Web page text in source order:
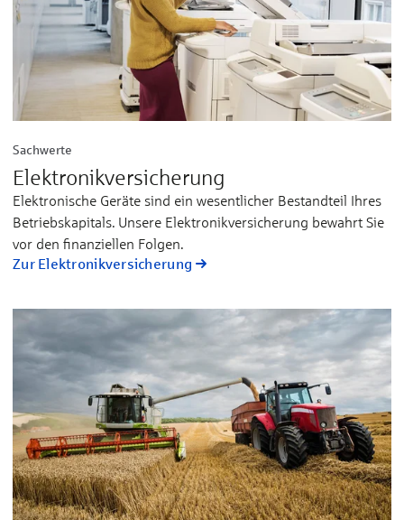
Sachwerte
Elektronik­ver­sicherung
Elektronische Ge­rä­te sind ein we­sent­li­cher Be­stand­teil Ih­res
Be­triebs­ka­pi­tals. Un­se­re Elek­tro­nik­ver­si­che­rung be­wahrt Sie
vor den fi­nan­ziel­len Fol­gen.
Zur Elektronik­ver­sicherung